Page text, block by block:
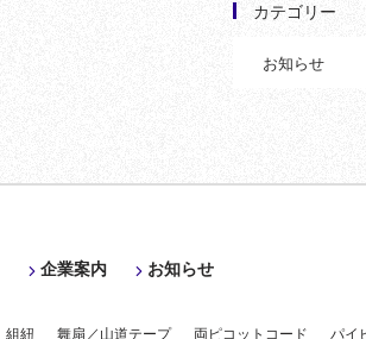
カテゴリー
お知らせ
企業案内 お知らせ
組紐 舞扇／山道テープ 両ピコットコード パイ